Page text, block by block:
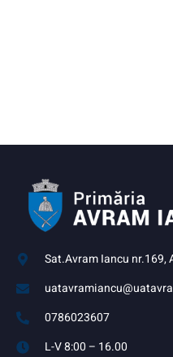
Sat.Avram Iancu nr.169,
0786023607
L-V 8:00 – 16.00